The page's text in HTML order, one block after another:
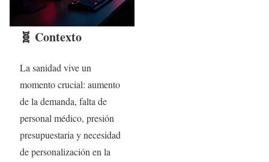
🧬 Contexto
La sanidad vive un
momento crucial: aumento
de la demanda, falta de
personal médico, presión
presupuestaria y necesidad
de personalización en la